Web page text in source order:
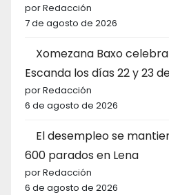
por Redacción
7 de agosto de 2026
Xomezana Baxo
Escanda los días 22 y 23
por Redacción
6 de agosto de 2026
El desempleo se
600 parados en Lena
por Redacción
6 de agosto de 2026